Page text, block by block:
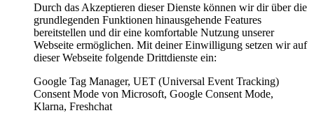
Durch das Akzeptieren dieser Dienste können wir dir über die
grundlegenden Funktionen hinausgehende Features
bereitstellen und dir eine komfortable Nutzung unserer
Webseite ermöglichen. Mit deiner Einwilligung setzen wir auf
dieser Webseite folgende Drittdienste ein:
Google Tag Manager, UET (Universal Event Tracking)
Consent Mode von Microsoft, Google Consent Mode,
Klarna, Freshchat